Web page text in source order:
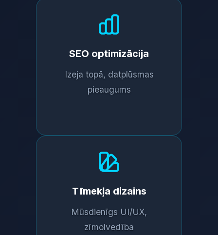
SEO optimizācija
Izeja topā, datplūsmas
pieaugums
Tīmekļa dizains
Mūsdienīgs UI/UX,
zīmolvedība